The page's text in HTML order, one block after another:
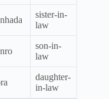
sister-in-
law
son-in-
law
daughter-
in-law